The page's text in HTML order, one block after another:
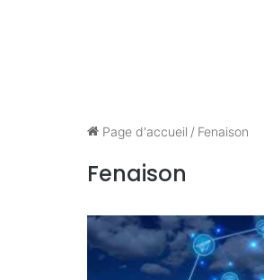
Page d'accueil / Fenaison
Fenaison